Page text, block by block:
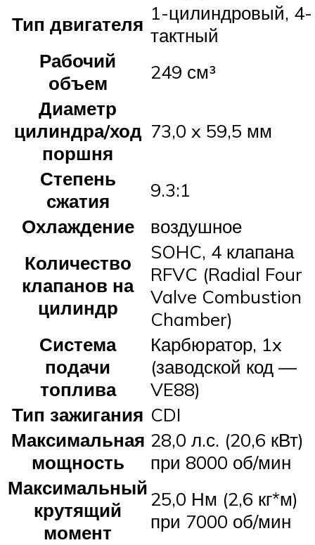
Тип двигателя 1-цилиндровый, 4-
тактный
Рабочий
объем
249 см³
Диаметр
цилиндра/ход
поршня
73,0 x 59,5 мм
Степень
сжатия
9.3:1
Охлаждение
воздушное
Количество
клапанов на
цилиндр
SOHC, 4 клапана
RFVC (Radial Four
Valve Combustion
Chamber)
Система
подачи
топлива
Карбюратор, 1x
(заводской код —
VE88)
Тип зажигания CDI
Максимальная
мощность
28,0 л.с. (20,6 кВт)
при 8000 об/мин
Максимальный
крутящий
момент
25,0 Нм (2,6 кг*м)
при 7000 об/мин